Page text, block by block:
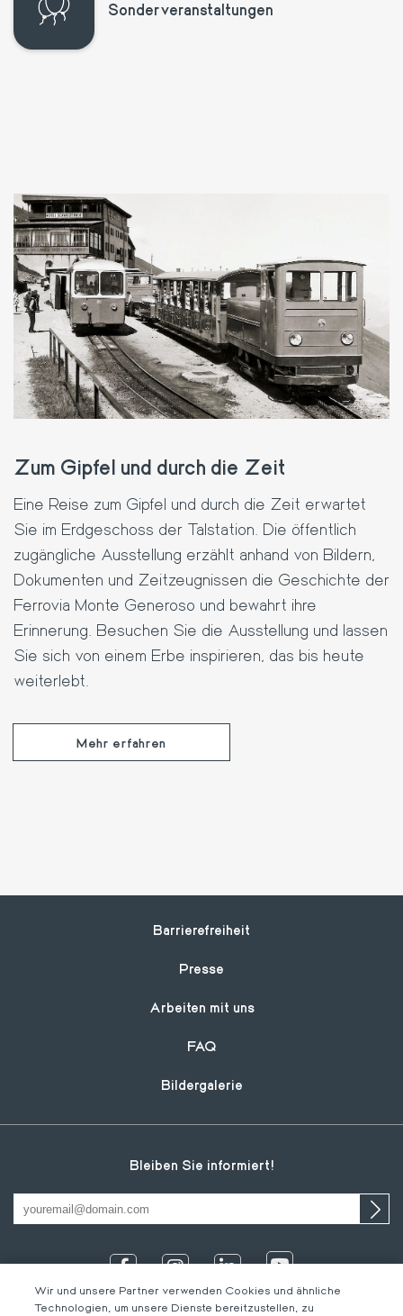
Sonderveranstaltungen
Zum Gipfel und durch die Zeit
Eine Reise zum Gipfel und durch die Zeit erwartet
Sie im Erdgeschoss der Talstation. Die öffentlich
zugängliche Ausstellung erzählt anhand von Bildern,
Dokumenten und Zeitzeugnissen die Geschichte der
Ferrovia Monte Generoso und bewahrt ihre
Erinnerung. Besuchen Sie die Ausstellung und lassen
Sie sich von einem Erbe inspirieren, das bis heute
weiterlebt.
Mehr erfahren
Footer
Barrierefreiheit
Presse
Arbeiten mit uns
FAQ
Bildergalerie
Bleiben Sie informiert!
Wir und unsere Partner verwenden Cookies und ähnliche
Technologien, um unsere Dienste bereitzustellen, zu